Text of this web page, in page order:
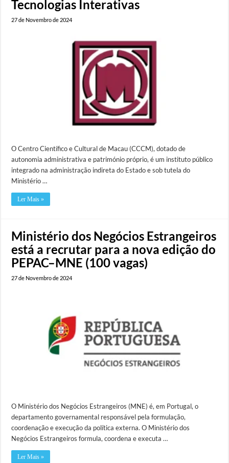
Tecnologias Interativas
27 de Novembro de 2024
O Centro Científico e Cultural de Macau (CCCM), dotado de
autonomia administrativa e património próprio, é um instituto público
integrado na administração indireta do Estado e sob tutela do
Ministério …
Ler Mais »
Ministério dos Negócios Estrangeiros
está a recrutar para a nova edição do
PEPAC–MNE (100 vagas)
27 de Novembro de 2024
O Ministério dos Negócios Estrangeiros (MNE) é, em Portugal, o
departamento governamental responsável pela formulação,
coordenação e execução da política externa. O Ministério dos
Negócios Estrangeiros formula, coordena e executa …
Ler Mais »